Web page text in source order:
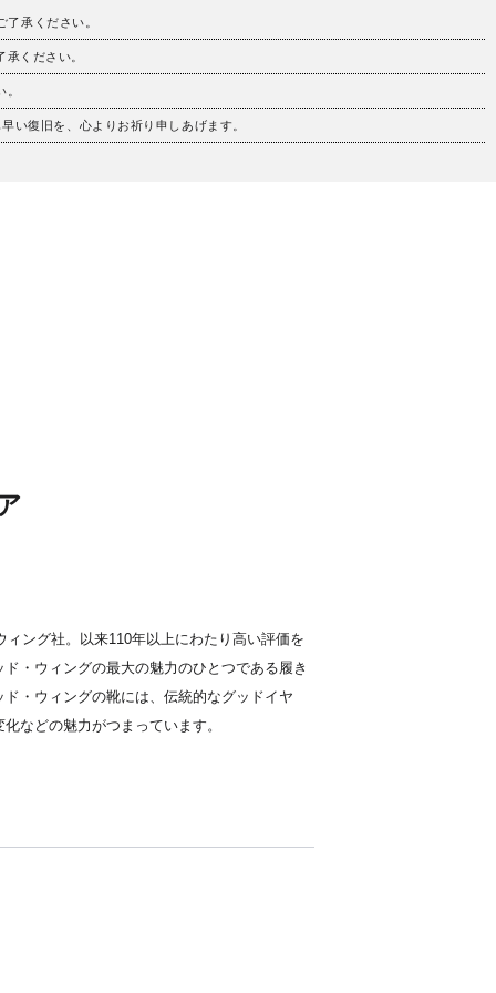
承ください。
ください。
い復旧を、心よりお祈り申しあげます。
ング社。以来110年以上にわたり高い評価を
・ウィングの最大の魅力のひとつである履き
・ウィングの靴には、伝統的なグッドイヤ
などの魅力がつまっています。